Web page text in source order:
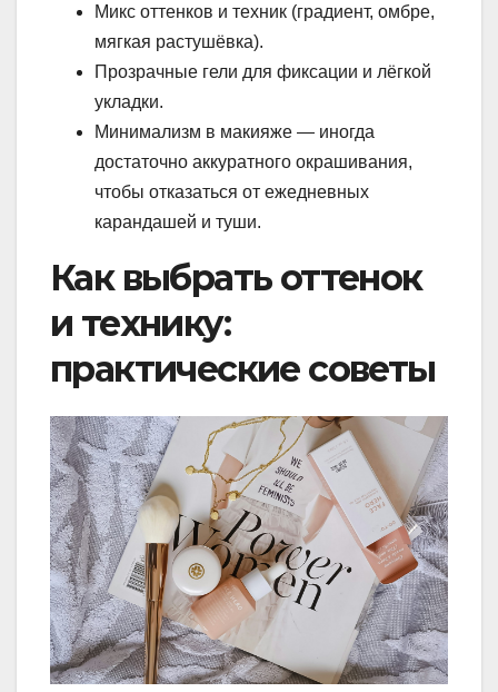
Микс оттенков и техник (градиент, омбре,
мягкая растушёвка).
Прозрачные гели для фиксации и лёгкой
укладки.
Минимализм в макияже — иногда
достаточно аккуратного окрашивания,
чтобы отказаться от ежедневных
карандашей и туши.
Как выбрать оттенок
и технику:
практические советы